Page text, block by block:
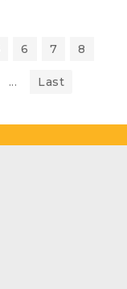
6 7 8
... Last